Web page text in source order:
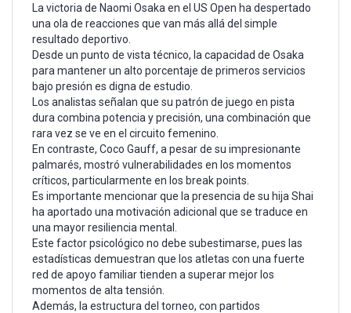
La victoria de Naomi Osaka en el US Open ha despertado
una ola de reacciones que van más allá del simple
resultado deportivo.
Desde un punto de vista técnico, la capacidad de Osaka
para mantener un alto porcentaje de primeros servicios
bajo presión es digna de estudio.
Los analistas señalan que su patrón de juego en pista
dura combina potencia y precisión, una combinación que
rara vez se ve en el circuito femenino.
En contraste, Coco Gauff, a pesar de su impresionante
palmarés, mostró vulnerabilidades en los momentos
críticos, particularmente en los break points.
Es importante mencionar que la presencia de su hija Shai
ha aportado una motivación adicional que se traduce en
una mayor resiliencia mental.
Este factor psicológico no debe subestimarse, pues las
estadísticas demuestran que los atletas con una fuerte
red de apoyo familiar tienden a superar mejor los
momentos de alta tensión.
Además, la estructura del torneo, con partidos